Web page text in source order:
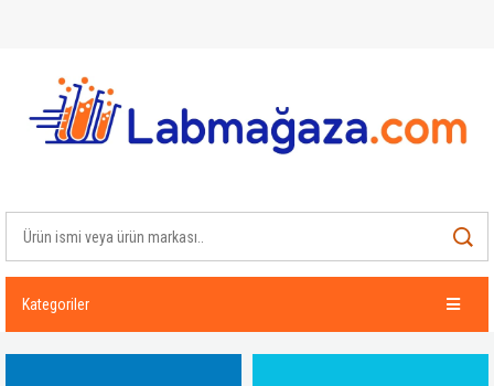
Kategoriler